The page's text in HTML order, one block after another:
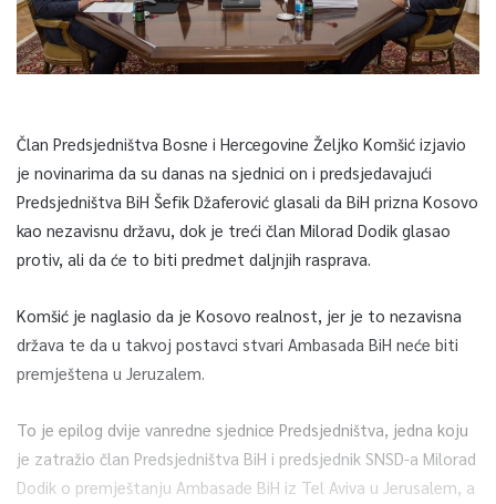
Član Predsjedništva Bosne i Hercegovine Željko Komšić izjavio
je novinarima da su danas na sjednici on i predsjedavajući
Predsjedništva BiH Šefik Džaferović glasali da BiH prizna Kosovo
kao nezavisnu državu, dok je treći član Milorad Dodik glasao
protiv, ali da će to biti predmet daljnjih rasprava.
Komšić je naglasio da je Kosovo realnost, jer je to nezavisna
država te da u takvoj postavci stvari Ambasada BiH neće biti
premještena u Jeruzalem.
To je epilog dvije vanredne sjednice Predsjedništva, jedna koju
je zatražio član Predsjedništva BiH i predsjednik SNSD-a Milorad
Dodik o premještanju Ambasade BiH iz Tel Aviva u Jerusalem, a